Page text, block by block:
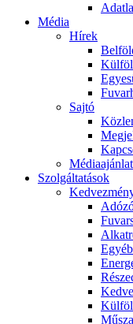
Média
Hírek
Sajtó
Médiaajánlat
Szolgáltatások